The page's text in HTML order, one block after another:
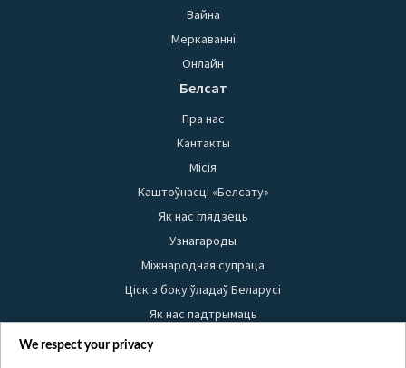
Вайна
Меркаванні
Онлайн
Белсат
Пра нас
Кантакты
Місія
Каштоўнасці «Белсату»
Як нас глядзець
Узнагароды
Міжнародная супраца
Ціск з боку ўладаў Беларусі
Як нас падтрымаць
Правілы выкарыстання матэрыялаў
We respect your privacy